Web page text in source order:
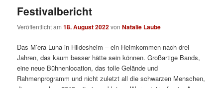
Festivalbericht
Veröffentlicht am18. August 2022vonNatalie Laube
Das M’era Luna in Hildesheim – ein Heimkommen nach drei
Jahren, das kaum besser hätte sein können. Großartige Bands,
eine neue Bühnenlocation, das tolle Gelände und
Rahmenprogramm und nicht zuletzt all die schwarzen Menschen,